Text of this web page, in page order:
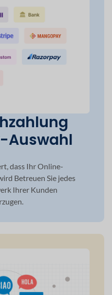
Branche durch
Website für mehrere